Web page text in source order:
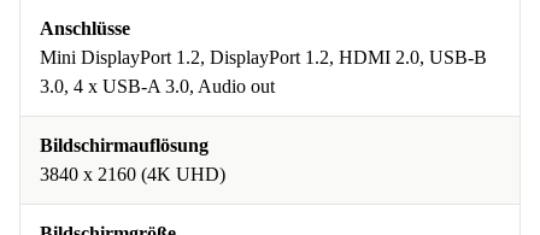
Anschlüsse
Mini DisplayPort 1.2, DisplayPort 1.2, HDMI 2.0, USB-B
3.0, 4 x USB-A 3.0, Audio out
Bildschirmauflösung
3840 x 2160 (4K UHD)